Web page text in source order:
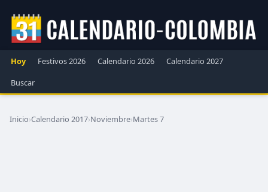
Hoy Festivos 2026 Calendario 2026
Calendario 2027
Buscar
Inicio›Calendario 2017›Noviembre›Martes 7